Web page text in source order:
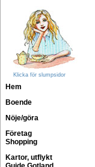
Klicka för slumpsidor
Hem
Boende
Nöje/göra
Företag
Shopping
Kartor, utflykt